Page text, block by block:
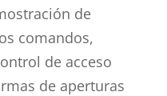
de
comandos,
de acceso
de aperturas